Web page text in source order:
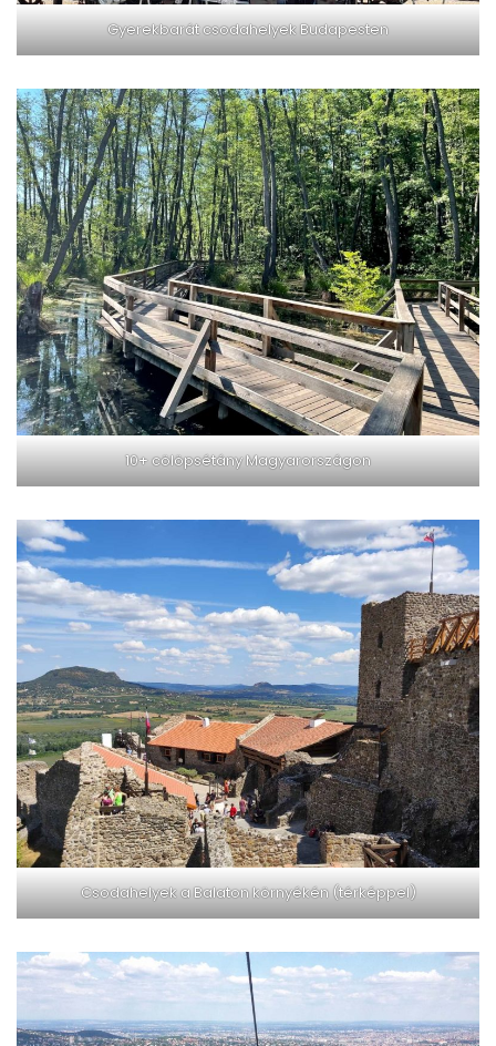
Gyerekbarát csodahelyek Budapesten
10+ cölöpsétány Magyarországon
Csodahelyek a Balaton környékén (térképpel)